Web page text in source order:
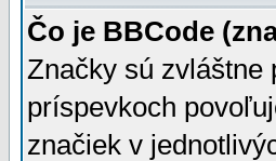
Čo je BBCode
Značky sú zvláštne
príspevkoch
značiek v